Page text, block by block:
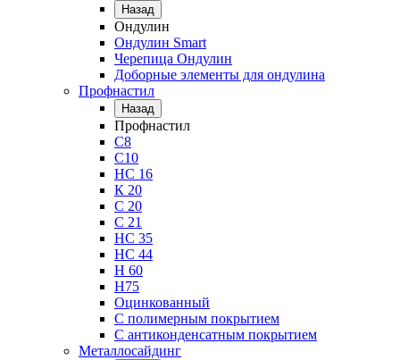
Назад
Ондулин
Ондулин Smart
Черепица Ондулин
Доборные элементы для ондулина
Профнастил
Назад
Профнастил
С8
С10
НС 16
К 20
С 20
С 21
НС 35
НС 44
Н 60
Н75
Оцинкованный
С полимерным покрытием
С антиконденсатным покрытием
Металлосайдинг